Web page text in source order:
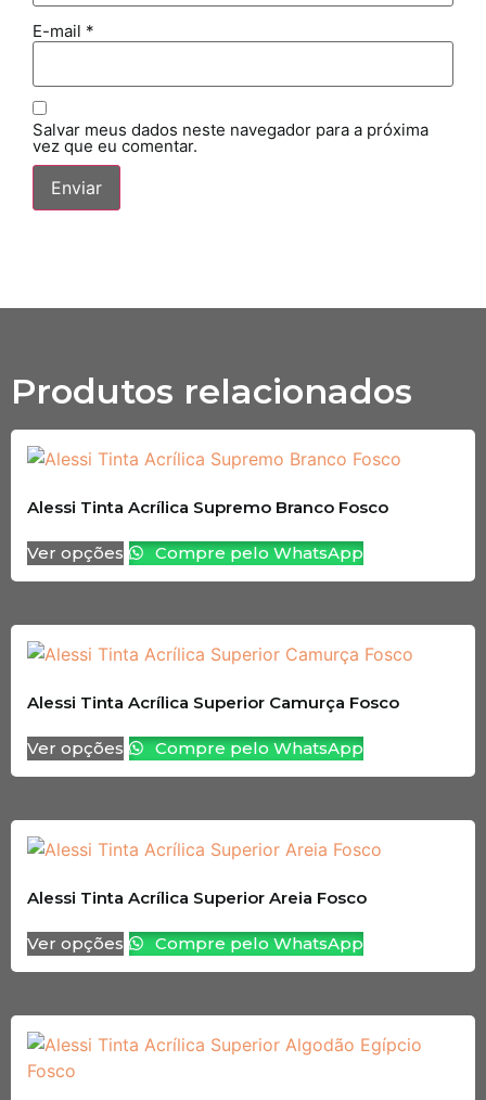
E-mail *
Salvar meus dados neste navegador para a próxima
vez que eu comentar.
Produtos relacionados
Alessi Tinta Acrílica Supremo Branco Fosco
Ver opções Compre pelo WhatsApp
Alessi Tinta Acrílica Superior Camurça Fosco
Ver opções Compre pelo WhatsApp
Alessi Tinta Acrílica Superior Areia Fosco
Ver opções Compre pelo WhatsApp